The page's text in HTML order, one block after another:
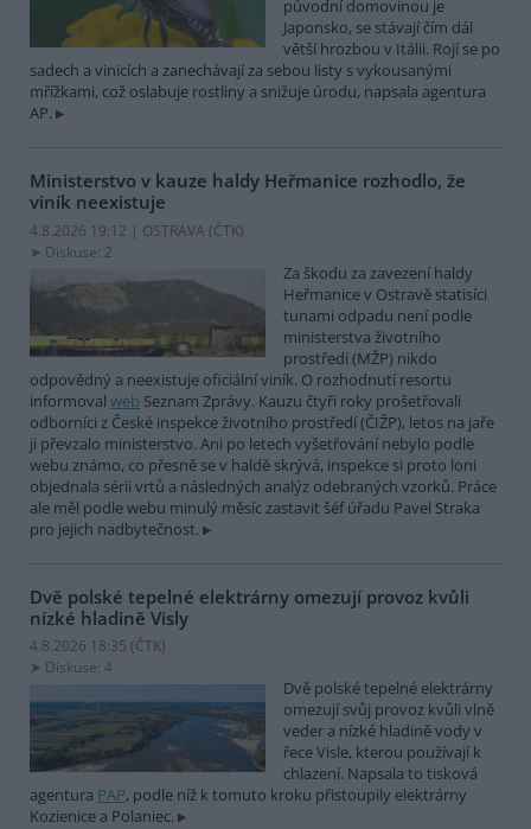
původní domovinou je
Japonsko, se stávají čím dál
větší hrozbou v Itálii. Rojí se po
sadech a vinicích a zanechávají za sebou listy s vykousanými
mřížkami, což oslabuje rostliny a snižuje úrodu, napsala agentura
AP.
Ministerstvo v kauze haldy Heřmanice rozhodlo, že
viník neexistuje
4.8.2026 19:12 | OSTRAVA (ČTK)
Diskuse: 2
Za škodu za zavezení haldy
Heřmanice v Ostravě statisíci
tunami odpadu není podle
ministerstva životního
prostředí (MŽP) nikdo
odpovědný a neexistuje oficiální viník. O rozhodnutí resortu
informoval web Seznam Zprávy. Kauzu čtyři roky prošetřovali
odborníci z České inspekce životního prostředí (ČIŽP), letos na jaře
ji převzalo ministerstvo. Ani po letech vyšetřování nebylo podle
webu známo, co přesně se v haldě skrývá, inspekce si proto loni
objednala sérii vrtů a následných analýz odebraných vzorků. Práce
ale měl podle webu minulý měsíc zastavit šéf úřadu Pavel Straka
pro jejich nadbytečnost.
Dvě polské tepelné elektrárny omezují provoz kvůli
nízké hladině Visly
4.8.2026 18:35 (ČTK)
Diskuse: 4
Dvě polské tepelné elektrárny
omezují svůj provoz kvůli vlně
veder a nízké hladině vody v
řece Visle, kterou používají k
chlazení. Napsala to tisková
agentura PAP, podle níž k tomuto kroku přistoupily elektrárny
Kozienice a Polaniec.